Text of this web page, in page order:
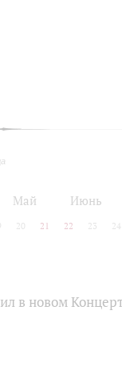
Май Июнь
20 21 22 23 24
в новом